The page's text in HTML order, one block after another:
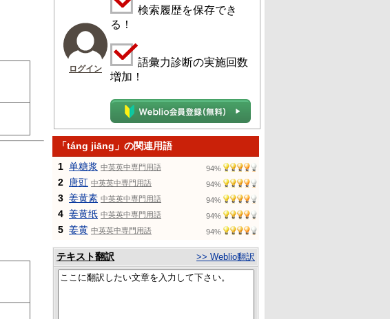
ログイン
検索履歴を保存でき
る！
語彙力診断の実施回数
増加！
「táng jiāng」の関連用語
1 单糖浆 中英英中専門用語 94%
2 唐豇 中英英中専門用語 94%
3 姜黄素 中英英中専門用語 94%
4 姜黄纸 中英英中専門用語 94%
5 姜黄 中英英中専門用語 94%
テキスト翻訳 >> Weblio翻訳